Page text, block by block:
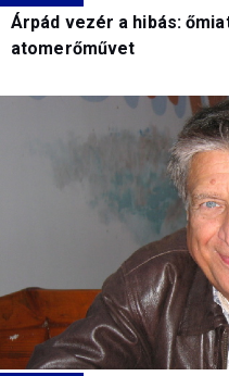
Árpád vezér a hibás:
atomerőművet